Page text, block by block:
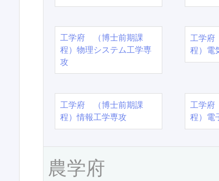
工学府 （博士前期課
程）物理システム工学専
攻
工学
程）電
工学府 （博士前期課
程）情報工学専攻
工学
程）電
農学府